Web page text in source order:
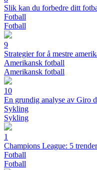
Slik kan du forbedre ditt
Fotball
Fotball
9
Strategier for å mestre
Amerikansk fotball
Amerikansk fotball
10
En grundig analyse av Giro
Sykling
Sykling
1
Champions League: 5
Fotball
Fotball